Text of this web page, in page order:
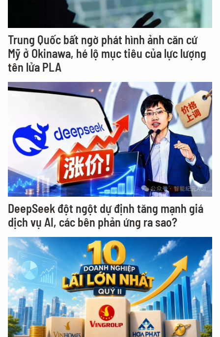
Trung Quốc bất ngờ phát hình ảnh căn cứ
Mỹ ở Okinawa, hé lộ mục tiêu của lực lượng
tên lửa PLA
DeepSeek đột ngột dự định tăng mạnh giá
dịch vụ AI, các bên phản ứng ra sao?